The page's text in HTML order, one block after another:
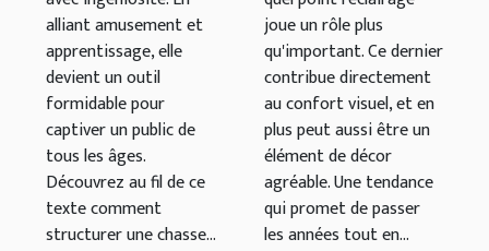
alliant amusement et
apprentissage, elle
devient un outil
formidable pour
captiver un public de
tous les âges.
Découvrez au fil de ce
texte comment
structurer une chasse...
joue un rôle plus
qu'important. Ce dernier
contribue directement
au confort visuel, et en
plus peut aussi être un
élément de décor
agréable. Une tendance
qui promet de passer
les années tout en...